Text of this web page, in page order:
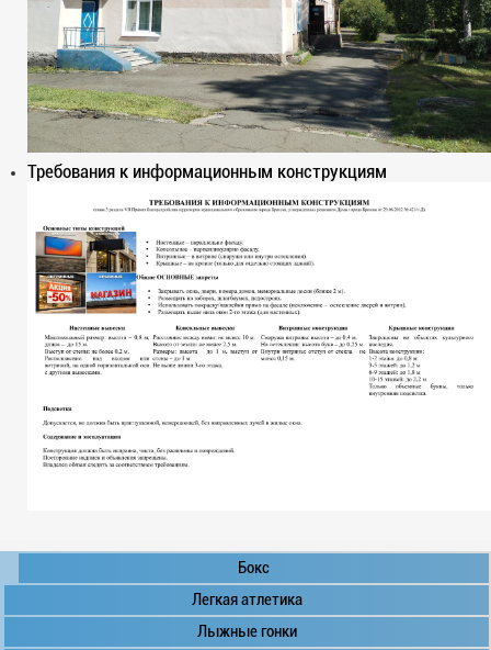
Требования к информационным конструкциям
Бокс
Легкая атлетика
Лыжные гонки